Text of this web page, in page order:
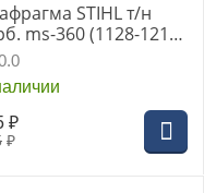
STIHL т/н
ms-360 (1128-121-
₽
₽